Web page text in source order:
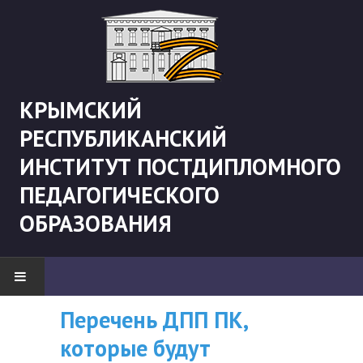
КРЫМСКИЙ
РЕСПУБЛИКАНСКИЙ
ИНСТИТУТ ПОСТДИПЛОМНОГО
ПЕДАГОГИЧЕСКОГО
ОБРАЗОВАНИЯ
НОВОСТИ
"Боевая" русистика
ВНИМАНИЮ
СЛУШАТЕЛЕЙ, У
Перечень ДПП ПК,
которые будут